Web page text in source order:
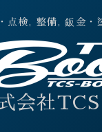
点検, 整備, 鈑金・
会社